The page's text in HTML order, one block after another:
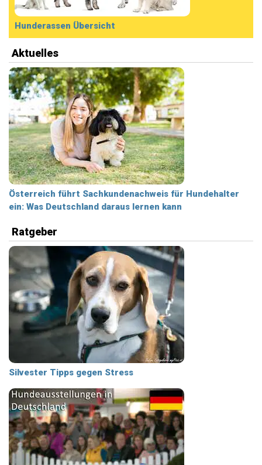
Hunderassen Übersicht
Aktuelles
Österreich führt Sachkundenachweis für Hundehalter
ein: Was Deutschland daraus lernen kann
Ratgeber
Silvester Tipps gegen Stress